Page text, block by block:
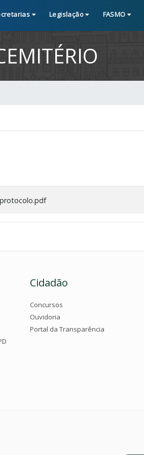
Legislação FASMO
Cidadão
Concursos
Ouvidoria
Portal da Transparência